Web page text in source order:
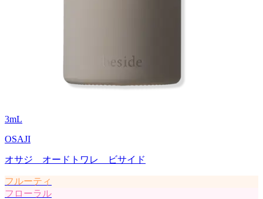
3mL
OSAJI
オサジ オードトワレ ビサイド
フルーティ
フローラル